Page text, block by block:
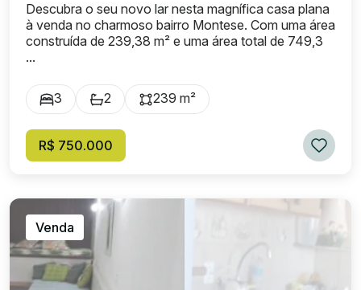
Descubra o seu novo lar nesta magnífica casa plana
à venda no charmoso bairro Montese. Com uma área
construída de 239,38 m² e uma área total de 749,3
...
3 2 239 m²
R$ 750.000
Venda